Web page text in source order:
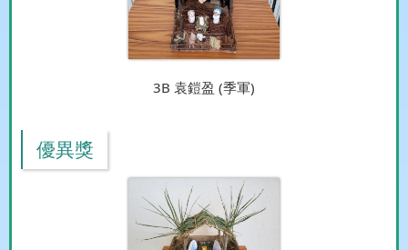
3B 袁鎧盈 (季軍)
優異獎